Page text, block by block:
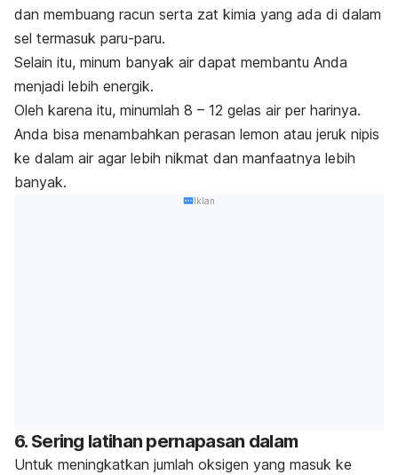
dan membuang racun serta zat kimia yang ada di dalam
sel termasuk paru-paru.
Selain itu, minum banyak air dapat membantu Anda
menjadi lebih energik.
Oleh karena itu, minumlah 8 – 12 gelas air per harinya.
Anda bisa menambahkan perasan lemon atau jeruk nipis
ke dalam air agar lebih nikmat dan manfaatnya lebih
banyak.
Iklan
6. Sering latihan pernapasan dalam
Untuk meningkatkan jumlah oksigen yang masuk ke